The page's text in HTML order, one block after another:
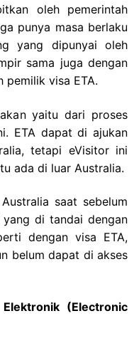
oleh pemerintah
punya masa berlaku
yang dipunyai oleh
sama juga dengan
pemilik visa ETA.
yaitu dari proses
ETA dapat di ajukan
tetapi eVisitor ini
ada di luar Australia.
saat sebelum
di tandai dengan
dengan visa ETA,
belum dapat di akses
(Electronic